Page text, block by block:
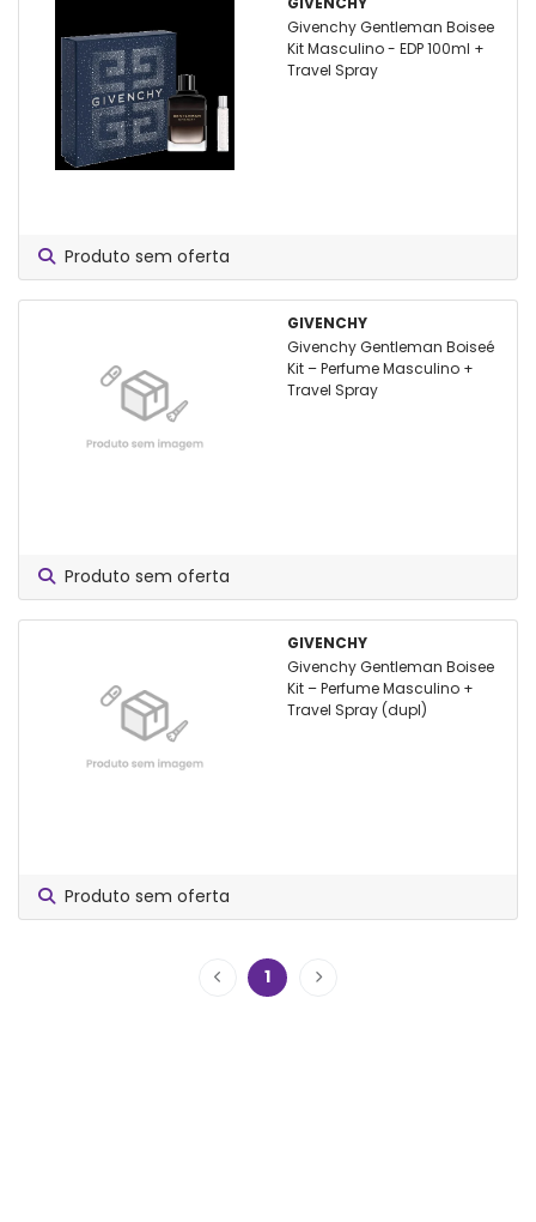
Givenchy Gentleman Boisee
Kit Masculino - EDP 100ml +
Travel Spray
Produto sem oferta
GIVENCHY
Givenchy Gentleman Boiseé
Kit – Perfume Masculino +
Travel Spray
Produto sem oferta
GIVENCHY
Givenchy Gentleman Boisee
Kit – Perfume Masculino +
Travel Spray (dupl)
Produto sem oferta
1